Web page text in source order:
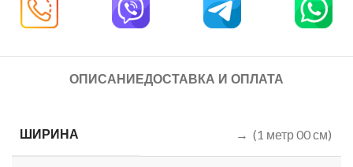
ОПИСАНИЕДОСТАВКА И ОПЛАТА
ШИРИНА → (1 метр 00 см)